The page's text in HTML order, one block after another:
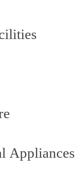
Appliances